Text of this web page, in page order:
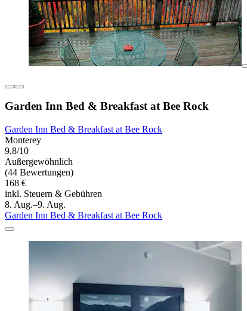
Garden Inn Bed & Breakfast at Bee Rock
Garden Inn Bed & Breakfast at Bee Rock
Monterey
9,8/10
Außergewöhnlich
(44 Bewertungen)
168 €
inkl. Steuern & Gebühren
8. Aug.–9. Aug.
Garden Inn Bed & Breakfast at Bee Rock